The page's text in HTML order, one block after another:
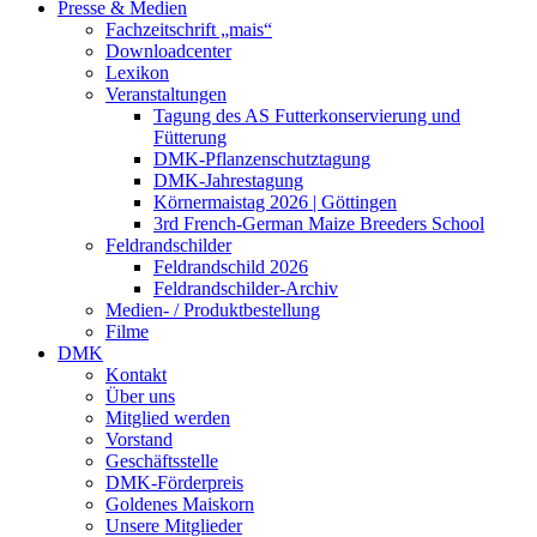
Presse & Medien
Fachzeitschrift „mais“
Downloadcenter
Lexikon
Veranstaltungen
Tagung des AS Futterkonservierung und
Fütterung
DMK-Pflanzenschutztagung
DMK-Jahrestagung
Körnermaistag 2026 | Göttingen
3rd French-German Maize Breeders School
Feldrandschilder
Feldrandschild 2026
Feldrandschilder-Archiv
Medien- / Produktbestellung
Filme
DMK
Kontakt
Über uns
Mitglied werden
Vorstand
Geschäftsstelle
DMK-Förderpreis
Goldenes Maiskorn
Unsere Mitglieder